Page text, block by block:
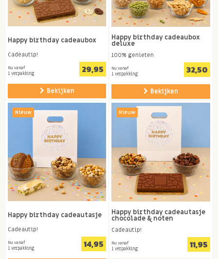
Happy birthday cadeaubox
Cadeautip!
Nu vanaf
1 verpakking 29,95
Bekijken
Happy birthday cadeaubox
deluxe
100% genieten
Nu vanaf
1 verpakking 32,50
Bekijken
Nieuw
Happy birthday cadeautasje
Cadeautip!
Nu vanaf
1 verpakking 14,95
Nieuw
Happy birthday cadeautasje
chocolade & noten
Cadeautip!
Nu vanaf
1 verpakking 11,95